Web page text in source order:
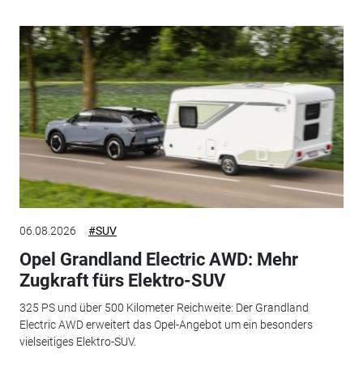
06.08.2026 #SUV
Opel Grandland Electric AWD: Mehr
Zugkraft fürs Elektro-SUV
325 PS und über 500 Kilometer Reichweite: Der Grandland
Electric AWD erweitert das Opel-Angebot um ein besonders
vielseitiges Elektro-SUV.